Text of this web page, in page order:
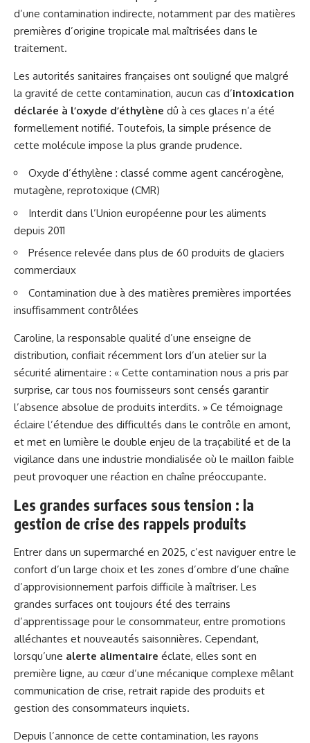
d’une contamination indirecte, notamment par des matières
premières d’origine tropicale mal maîtrisées dans le
traitement.
Les autorités sanitaires françaises ont souligné que malgré
la gravité de cette contamination, aucun cas d’intoxication
déclarée à l’oxyde d’éthylène dû à ces glaces n’a été
formellement notifié. Toutefois, la simple présence de
cette molécule impose la plus grande prudence.
Oxyde d’éthylène : classé comme agent cancérogène,
mutagène, reprotoxique (CMR)
Interdit dans l’Union européenne pour les aliments
depuis 2011
Présence relevée dans plus de 60 produits de glaciers
commerciaux
Contamination due à des matières premières importées
insuffisamment contrôlées
Caroline, la responsable qualité d’une enseigne de
distribution, confiait récemment lors d’un atelier sur la
sécurité alimentaire : « Cette contamination nous a pris par
surprise, car tous nos fournisseurs sont censés garantir
l’absence absolue de produits interdits. » Ce témoignage
éclaire l’étendue des difficultés dans le contrôle en amont,
et met en lumière le double enjeu de la traçabilité et de la
vigilance dans une industrie mondialisée où le maillon faible
peut provoquer une réaction en chaîne préoccupante.
Les grandes surfaces sous tension : la
gestion de crise des rappels produits
Entrer dans un supermarché en 2025, c’est naviguer entre le
confort d’un large choix et les zones d’ombre d’une chaîne
d’approvisionnement parfois difficile à maîtriser. Les
grandes surfaces ont toujours été des terrains
d’apprentissage pour le consommateur, entre promotions
alléchantes et nouveautés saisonnières. Cependant,
lorsqu’une alerte alimentaire éclate, elles sont en
première ligne, au cœur d’une mécanique complexe mêlant
communication de crise, retrait rapide des produits et
gestion des consommateurs inquiets.
Depuis l’annonce de cette contamination, les rayons